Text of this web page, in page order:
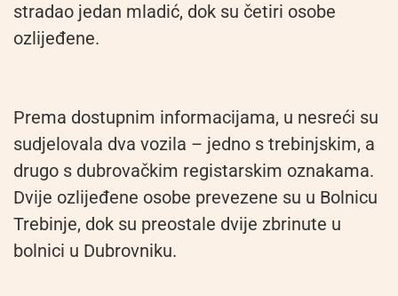
stradao jedan mladić, dok su četiri osobe
ozlijeđene.
Prema dostupnim informacijama, u nesreći su
sudjelovala dva vozila – jedno s trebinjskim, a
drugo s dubrovačkim registarskim oznakama.
Dvije ozlijeđene osobe prevezene su u Bolnicu
Trebinje, dok su preostale dvije zbrinute u
bolnici u Dubrovniku.